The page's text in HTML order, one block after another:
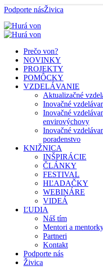
Podporte násŽivica
Prečo von?
NOVINKY
PROJEKTY
POMÔCKY
VZDELÁVANIE
Aktualizačné
Inovačné
Inovačné
envirovýchovy
Inovačné
poradenstvo
KNIŽNICA
INŠPIRÁCIE
ČLÁNKY
FESTIVAL
HĽADAČKY
WEBINÁRE
VIDEÁ
ĽUDIA
Náš tím
Mentori a
Partneri
Kontakt
Podporte nás
Živica